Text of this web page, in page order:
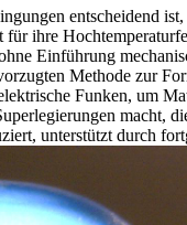
entscheidend
für ihre
Einführung
Methode zur
Funken, um
unterstützt durch